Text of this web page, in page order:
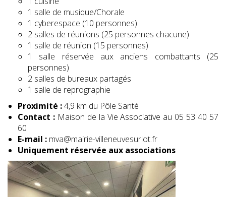
1 salle de musique/Chorale
1 cyberespace (10 personnes)
2 salles de réunions (25 personnes chacune)
1 salle de réunion (15 personnes)
1 salle réservée aux anciens combattants (25
personnes)
2 salles de bureaux partagés
1 salle de reprographie
Proximité :4,9 km du Pôle Santé
Contact :Maison de la Vie Associative au 05 53 40 57
60
E-mail : mva@mairie-villeneuvesurlot.fr
Uniquement réservée aux associations